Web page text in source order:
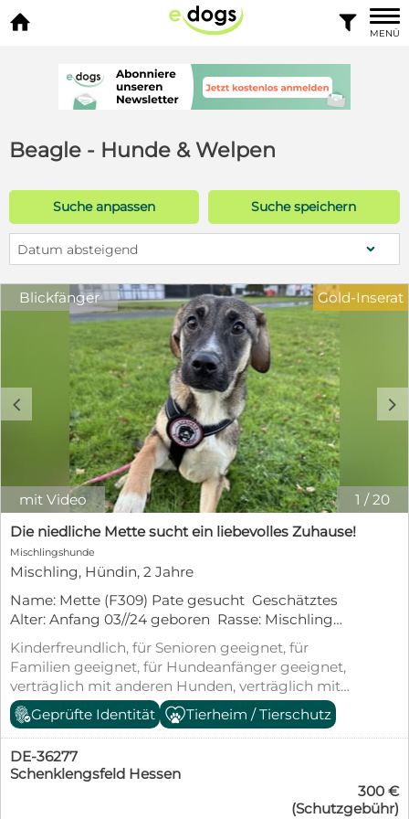
 
MENÜ
Beagle - Hunde & Welpen
Suche anpassen Suche speichern
Datum absteigend
Blickfänger
1 /20
c d
mit Video
Gold-Inserat
Die niedliche Mette sucht ein liebevolles Zuhause!
Mischlingshunde
Mischling, Hündin, 2 Jahre
Name: Mette (F309) Pate gesucht Geschätztes
Alter: Anfang 03//24 geboren Rasse: Mischling
(Beagle Mischling) Geschlecht: weiblich Gewicht:
ca. 5 kg Schulterhöhe (Größe): ca. 20 cm
(erwartete Größe 45 - 50 cm) Kastriert: noch nicht
Impfungen: ja Krankheiten: keine bekannten
Verträglich mit Rüden: ja Verträglich mit
Hündinnen: ja Verträglich mit Katzen: keine
Angaben Verträglich mit Kleintieren / Pferden /
etc.: keine Angaben Kinderfreundlich: ja
alleine bleiben: muss noch trainiert werden
Kinderfreundlich, für Senioren geeignet, für
Familien geeignet, für Hundeanfänger geeignet,
verträglich mit anderen Hunden, verträglich mit
Katzen, geimpft (mind. Pflichtimpfungen),
entwurmt, gechipt, mit EU-Heimtierausweis, aus
dem Tierheim, Tierschutzgesetz §11
Geprüfte Identität Tierheim / Tierschutz
DE-36277
Schenklengsfeld Hessen
300 €
(Schutzgebühr)